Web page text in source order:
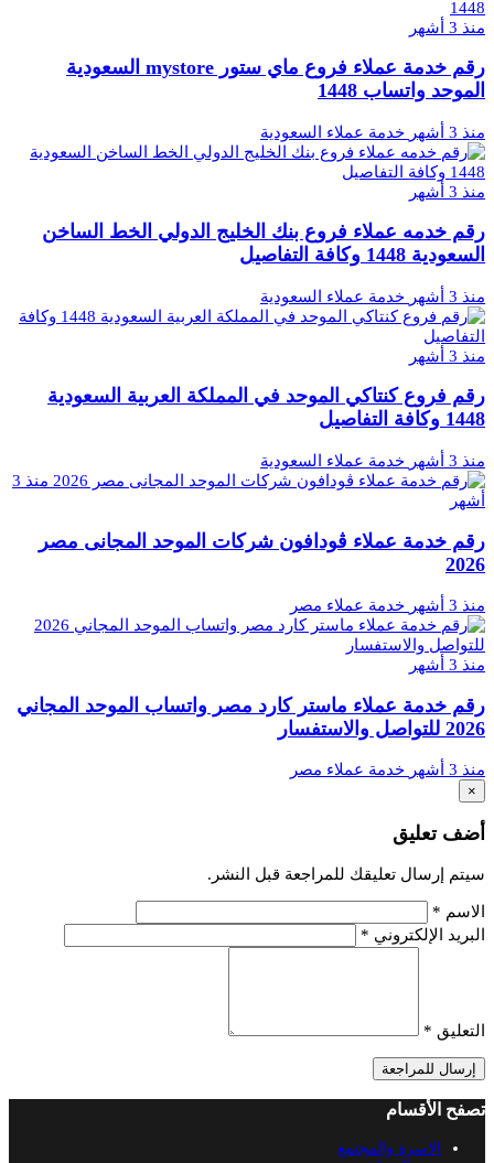
منذ 3 أشهر
رقم خدمة عملاء فروع ماي ستور mystore السعودية
الموحد واتساب 1448
منذ 3 أشهر خدمة عملاء السعودية
منذ 3 أشهر
رقم خدمه عملاء فروع بنك الخليج الدولي الخط الساخن
السعودية 1448 وكافة التفاصيل
منذ 3 أشهر خدمة عملاء السعودية
منذ 3 أشهر
رقم فروع كنتاكي الموحد في المملكة العربية السعودية
1448 وكافة التفاصيل
منذ 3 أشهر
خدمة عملاء السعودية
منذ 3
أشهر
رقم خدمة عملاء ڤودافون شركات الموحد المجانى مصر
2026
منذ 3 أشهر خدمة عملاء مصر
منذ 3 أشهر
رقم خدمة عملاء ماستر كارد مصر واتساب الموحد المجاني
2026 للتواصل والاستفسار
منذ 3 أشهر خدمة عملاء مصر
×
أضف تعليق
سيتم إرسال تعليقك للمراجعة قبل النشر.
الاسم *
البريد الإلكتروني *
التعليق *
إرسال للمراجعة
تصفح الأقسام
الاسرة والمجتمع